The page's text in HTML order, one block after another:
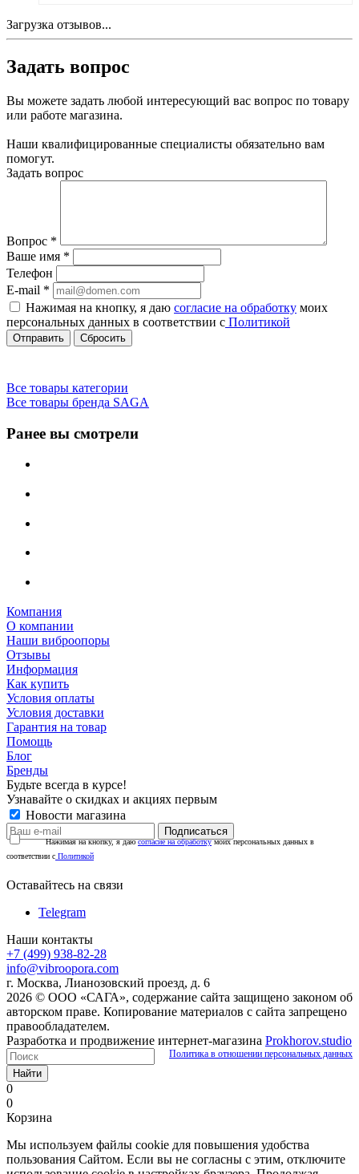
Загрузка отзывов...
Задать вопрос
Вы можете задать любой интересующий вас вопрос по товару
или работе магазина.
Наши квалифицированные специалисты обязательно вам
помогут.
Задать вопрос
Вопрос *
Ваше имя *
Телефон
E-mail *
Нажимая на кнопку, я даю согласие на обработку моих
персональных данных в соответствии с Политикой
Сбросить
Все товары категории
Все товары бренда SAGA
Ранее вы смотрели
Компания
О компании
Наши виброопоры
Отзывы
Информация
Как купить
Условия оплаты
Условия доставки
Гарантия на товар
Помощь
Блог
Бренды
Будьте всегда в курсе!
Узнавайте о скидках и акциях первым
Новости магазина
Нажимая на кнопку, я даюсогласие на обработкумоих персональных данных в
соответствии с Политикой
Оставайтесь на связи
Telegram
Наши контакты
+7 (499) 938-82-28
info@vibroopora.com
г. Москва, Лианозовский проезд, д. 6
2026 © ООО «САГА», содержание сайта защищено законом об
авторском праве. Копирование материалов с сайта запрещено
правообладателем.
Разработка и продвижение интернет-магазина Prokhorov.studio
Политика в отношении персональных данных
Найти
0
0
Корзина
Мы используем файлы cookie для повышения удобства
пользования Сайтом. Если вы не согласны с этим, отключите